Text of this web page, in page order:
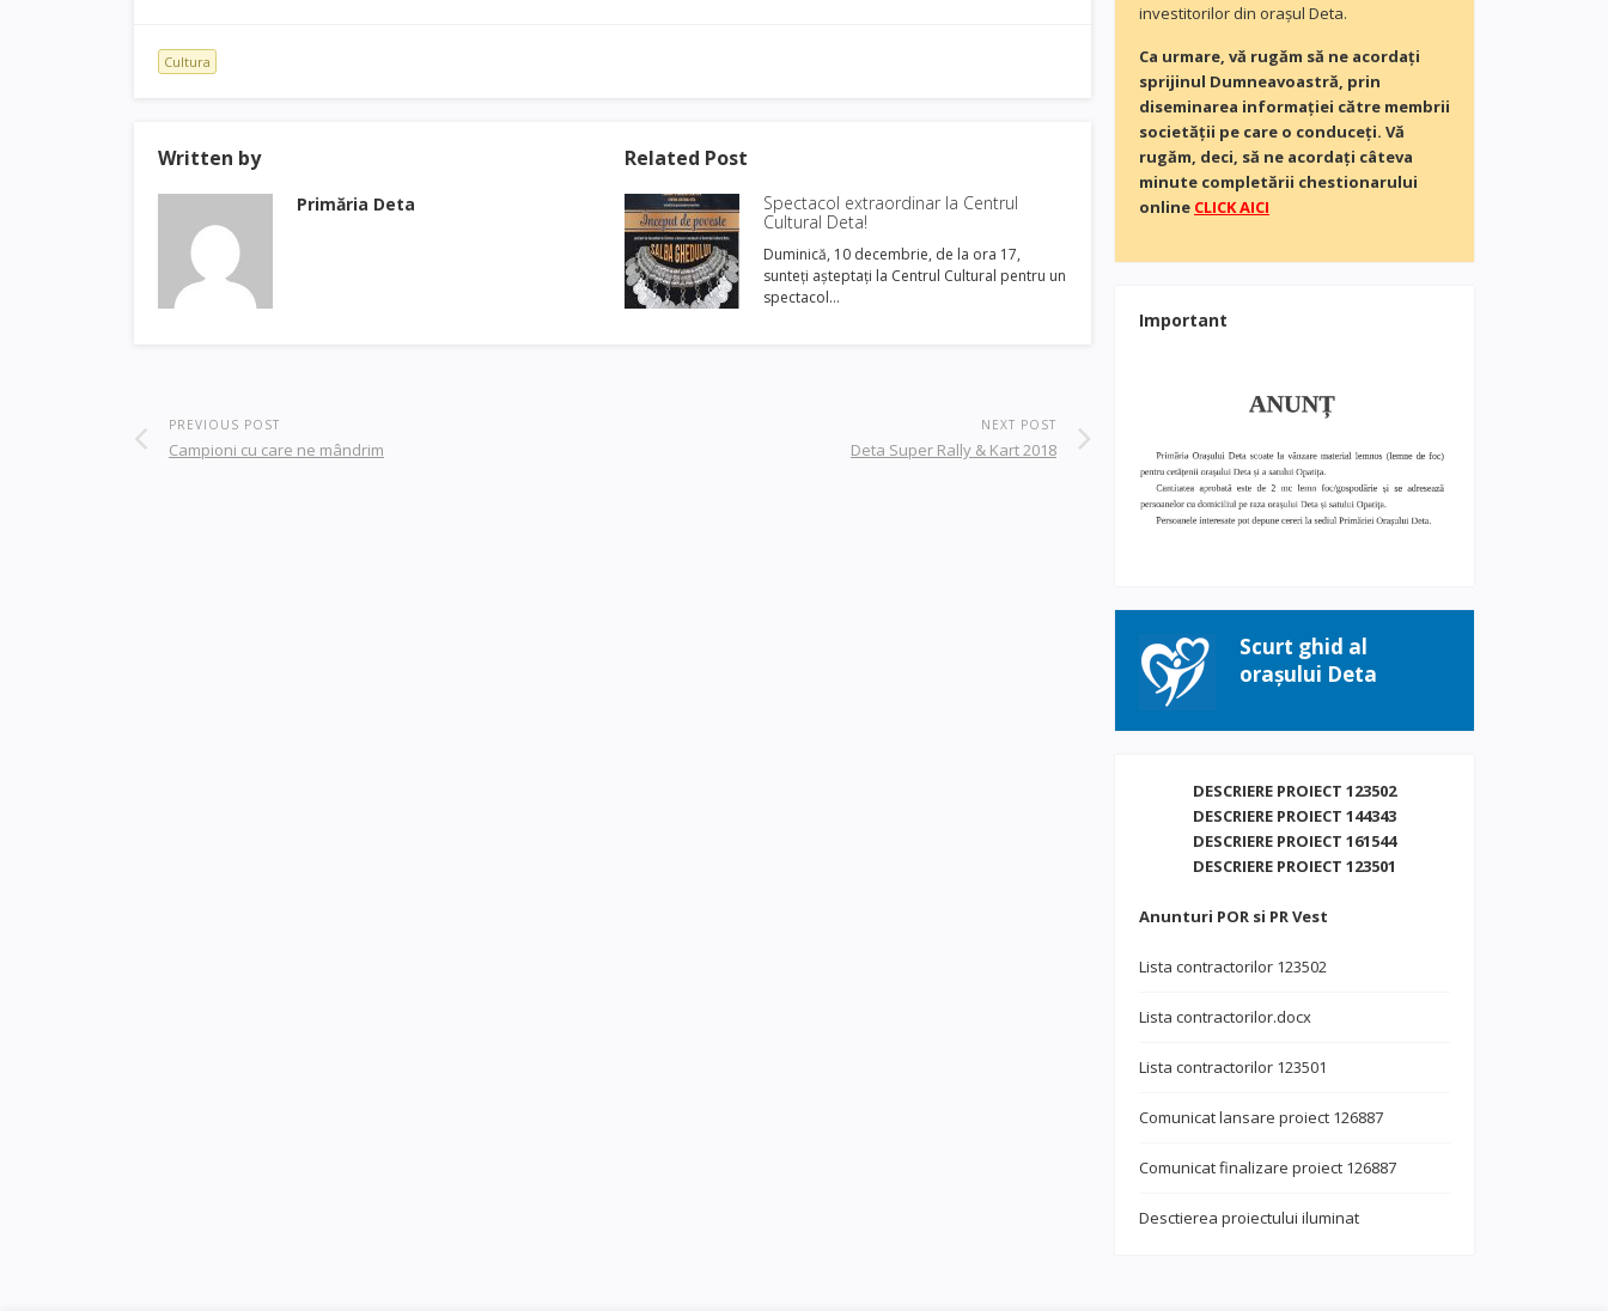
Cultura
Written by
Primăria Deta
Related Post
Spectacol extraordinar la Centrul
Cultural Deta!
Duminică, 10 decembrie, de la ora 17,
sunteți așteptați la Centrul Cultural pentru un
spectacol…
PREVIOUS POST
Campioni cu care ne mândrim
NEXT POST
Deta Super Rally & Kart 2018
investitorilor din orașul Deta.
Ca urmare, vă rugăm să ne acordaţi
sprijinul Dumneavoastră, prin
diseminarea informației către membrii
societății pe care o conduceți. Vă
rugăm, deci, să ne acordați câteva
minute completării chestionarului
online CLICK AICI
Important
Scurt ghid al
orașului Deta
DESCRIERE PROIECT 123502
DESCRIERE PROIECT 144343
DESCRIERE PROIECT 161544
DESCRIERE PROIECT 123501
Anunturi POR si PR Vest
Lista contractorilor 123502
Lista contractorilor.docx
Lista contractorilor 123501
Comunicat lansare proiect 126887
Comunicat finalizare proiect 126887
Desctierea proiectului iluminat